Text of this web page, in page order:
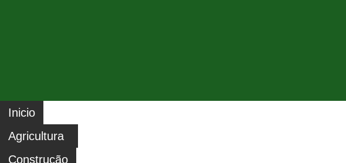
Inicio
Agricultura
Construção